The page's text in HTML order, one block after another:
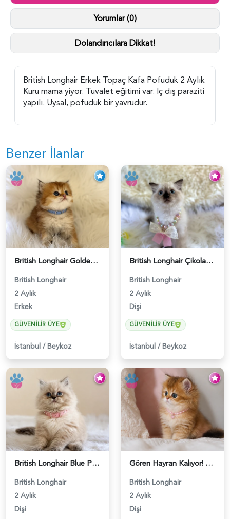
Yorumlar (0)
Dolandırıcılara Dikkat!
British Longhair Erkek Topaç Kafa Pofuduk 2 Aylık
Kuru mama yiyor. Tuvalet eğitimi var. İç dış paraziti
yapılı. Uysal, pofuduk bir yavrudur.
Benzer İlanlar
British Longhair Golden Erkek Yavrumuz - 5910
British Longhair
2 Aylık
Erkek
GÜVENILIR ÜYE
İstanbul /Beykoz
British Longhair Çikolata Nadir Renk Göz Kamaştırıcı - 6117
British Longhair
2 Aylık
Dişi
GÜVENILIR ÜYE
İstanbul /Beykoz
British Longhair Blue Point Afrodit Yuva Arıyor - 6118
British Longhair
2 Aylık
Dişi
Gören Hayran Kalıyor! British Longhair Golden Dişi - 6345
British Longhair
2 Aylık
Dişi